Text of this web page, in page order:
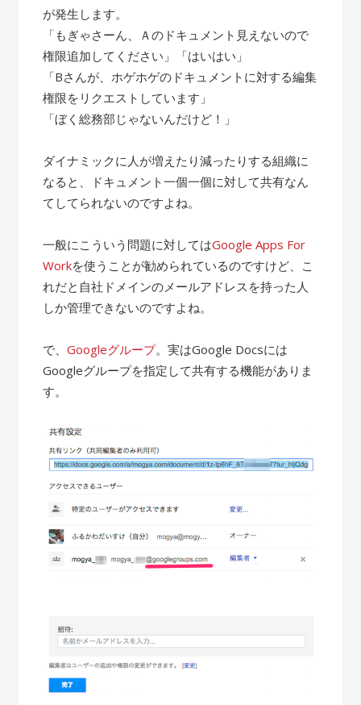
が発生します。
「もぎゃさーん、Ａのドキュメント見えないので
権限追加してください」「はいはい」
「Bさんが、ホゲホゲのドキュメントに対する編集
権限をリクエストしています」
「ぼく総務部じゃないんだけど！」
ダイナミックに人が増えたり減ったりする組織に
なると、ドキュメント一個一個に対して共有なん
てしてられないのですよね。
一般にこういう問題に対してはGoogle Apps For
Workを使うことが勧められているのですけど、こ
れだと自社ドメインのメールアドレスを持った人
しか管理できないのですよね。
で、Googleグループ。実はGoogle Docsには
Googleグループを指定して共有する機能がありま
す。